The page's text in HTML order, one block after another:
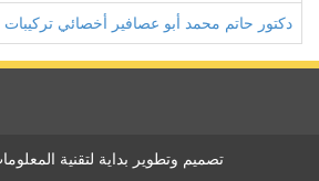
دكتور حاتم محمد أبو عصافير أخصائي تركيبات
تصميم وتطوير بداية لتقنية